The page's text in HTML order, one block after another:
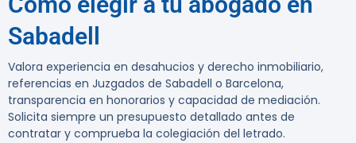
Sabadell
Valora experiencia en desahucios y derecho inmobiliario,
referencias en Juzgados de Sabadell o Barcelona,
transparencia en honorarios y capacidad de mediación.
Solicita siempre un presupuesto detallado antes de
contratar y comprueba la colegiación del letrado.